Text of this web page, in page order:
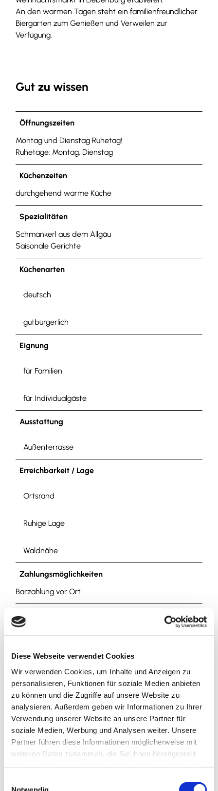
Diese Webseite verwendet Cookies
Wir verwenden Cookies, um Inhalte und Anzeigen zu
personalisieren, Funktionen für soziale Medien anbieten
zu können und die Zugriffe auf unsere Website zu
analysieren. Außerdem geben wir Informationen zu Ihrer
Verwendung unserer Website an unsere Partner für
soziale Medien, Werbung und Analysen weiter. Unsere
Partner führen diese Informationen möglicherweise mit
weiteren Daten zusammen, die Sie ihnen bereitgestellt
An den warmen Tagen steht ein familienfreundlicher
Biergarten zum Genießen und Verweilen zur
Verfügung.
Gut zu wissen
Öffnungszeiten
Montag und Dienstag Ruhetag!
Ruhetage: Montag, Dienstag
Küchenzeiten
durchgehend warme Küche
Spezialitäten
Schmankerl aus dem Allgäu
Saisonale Gerichte
Küchenarten
deutsch
gutbürgerlich
Eignung
für Familien
für Individualgäste
Ausstattung
Außenterrasse
Erreichbarkeit / Lage
Ortsrand
Ruhige Lage
Waldnähe
Zahlungsmöglichkeiten
Barzahlung vor Ort
Küchenangebote
Abendessen
Kaffee und Kuchen
Anreise & Parken
Parkplätze sind vorhanden. Die Haltestelle Abzweig
Schulzentrum der Linie 860 befindet sich nur wenige
Gehminuten vom Café entfernt.